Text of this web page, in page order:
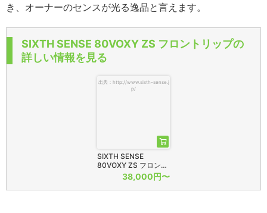
き、オーナーのセンスが光る逸品と言えます。
SIXTH SENSE 80VOXY ZS フロントリップの
詳しい情報を見る
出典：http://www.sixth-sense.j
p/
SIXTH SENSE
80VOXY ZS フロン…
38,000円〜